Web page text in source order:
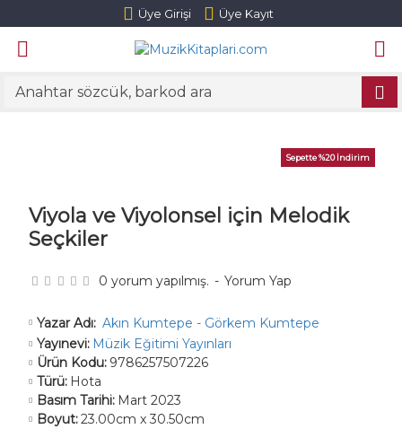
Üye Girişi Üye Kayıt
Sepette %20 İndirim
Viyola ve Viyolonsel için Melodik
Seçkiler
Yazar Adı: Akın Kumtepe - Görkem Kumtepe
Yayınevi: Müzik Eğitimi Yayınları
Ürün Kodu: 9786257507226
Türü: Hota
Basım Tarihi: Mart 2023
Boyut:23.00cm x 30.50cm
0 yorum yapılmış. - Yorum Yap